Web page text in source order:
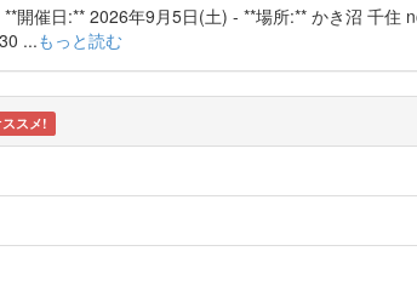
開催日:** 2026年9月5日(土) - **場所:** かき沼 千住
...もっと読む
スメ!